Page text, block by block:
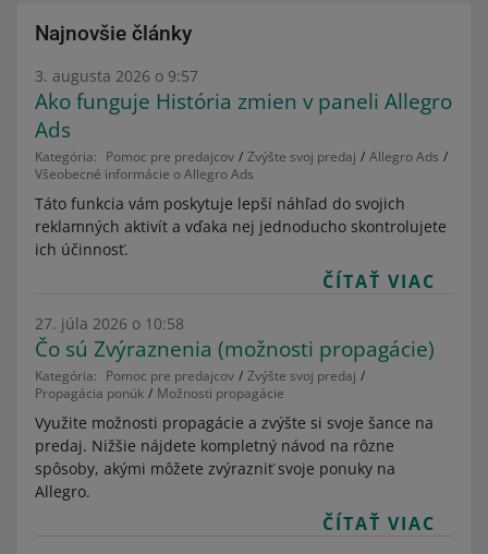
Najnovšie články
3. augusta 2026 o 9:57
Ako funguje História zmien v paneli Allegro
Ads
Kategória: Pomoc pre predajcov Zvýšte svoj predaj
Allegro Ads
Všeobecné informácie o Allegro Ads
Táto funkcia vám poskytuje lepší náhľad do svojich
reklamných aktivít a vďaka nej jednoducho skontrolujete
ich účinnosť.
ČÍTAŤ VIAC
27. júla 2026 o 10:58
Čo sú Zvýraznenia (možnosti propagácie)
Kategória: Pomoc pre predajcov
Zvýšte svoj predaj
Propagácia ponúk
Možnosti propagácie
Využite možnosti propagácie a zvýšte si svoje šance na
predaj. Nižšie nájdete kompletný návod na rôzne
spôsoby, akými môžete zvýrazniť svoje ponuky na
Allegro.
ČÍTAŤ VIAC